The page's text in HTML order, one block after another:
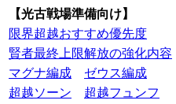
【光古戦場準備向け】
限界超越おすすめ優先度
賢者最終上限解放の強化内容
マグナ編成
ゼウス編成
超越ソーン
超越フュンフ